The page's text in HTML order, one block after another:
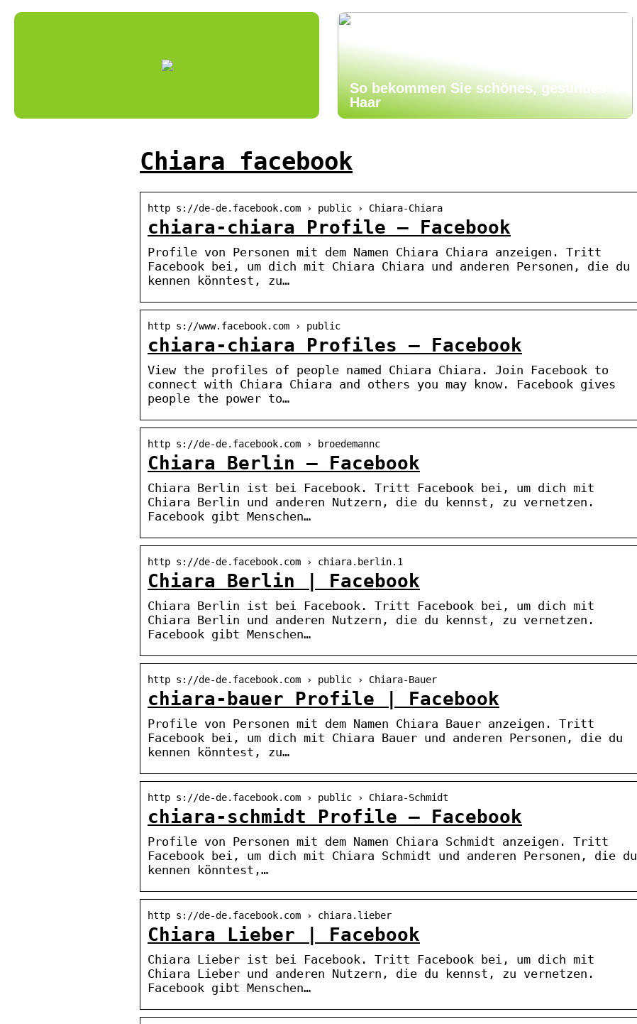
So bekommen Sie schönes, gesundes
Haar
Chiara facebook
http s://de-de.facebook.com › public › Chiara-Chiara
chiara-chiara Profile – Facebook
Profile von Personen mit dem Namen Chiara Chiara anzeigen. Tritt
Facebook bei, um dich mit Chiara Chiara und anderen Personen, die du
kennen könntest, zu…
http s://www.facebook.com › public
chiara-chiara Profiles – Facebook
View the profiles of people named Chiara Chiara. Join Facebook to
connect with Chiara Chiara and others you may know. Facebook gives
people the power to…
http s://de-de.facebook.com › broedemannc
Chiara Berlin – Facebook
Chiara Berlin ist bei Facebook. Tritt Facebook bei, um dich mit
Chiara Berlin und anderen Nutzern, die du kennst, zu vernetzen.
Facebook gibt Menschen…
http s://de-de.facebook.com › chiara.berlin.1
Chiara Berlin | Facebook
Chiara Berlin ist bei Facebook. Tritt Facebook bei, um dich mit
Chiara Berlin und anderen Nutzern, die du kennst, zu vernetzen.
Facebook gibt Menschen…
http s://de-de.facebook.com › public › Chiara-Bauer
chiara-bauer Profile | Facebook
Profile von Personen mit dem Namen Chiara Bauer anzeigen. Tritt
Facebook bei, um dich mit Chiara Bauer und anderen Personen, die du
kennen könntest, zu…
http s://de-de.facebook.com › public › Chiara-Schmidt
chiara-schmidt Profile – Facebook
Profile von Personen mit dem Namen Chiara Schmidt anzeigen. Tritt
Facebook bei, um dich mit Chiara Schmidt und anderen Personen, die du
kennen könntest,…
http s://de-de.facebook.com › chiara.lieber
Chiara Lieber | Facebook
Chiara Lieber ist bei Facebook. Tritt Facebook bei, um dich mit
Chiara Lieber und anderen Nutzern, die du kennst, zu vernetzen.
Facebook gibt Menschen…